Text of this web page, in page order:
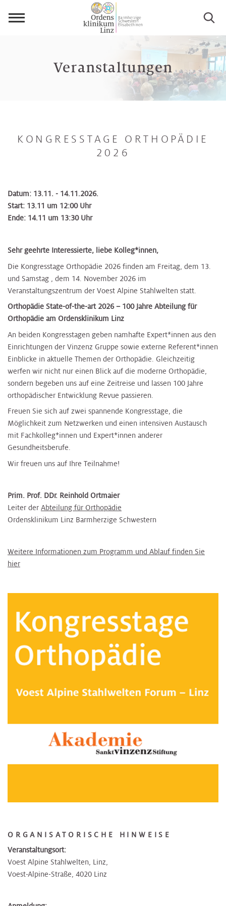
Veranstaltungen
KONGRESSTAGE ORTHOPÄDIE
2026
Datum: 13.11. - 14.11.2026.
Start: 13.11 um 12:00 Uhr
Ende: 14.11 um 13:30 Uhr
Sehr geehrte Interessierte, liebe Kolleg*innen,
Die Kongresstage Orthopädie 2026 finden am Freitag, dem 13.
und Samstag , dem 14. November 2026 im
Veranstaltungszentrum der Voest Alpine Stahlwelten statt.
Orthopädie State-of-the-art 2026 – 100 Jahre Abteilung für
Orthopädie am Ordensklinikum Linz
An beiden Kongresstagen geben namhafte Expert*innen aus den
Einrichtungen der Vinzenz Gruppe sowie externe Referent*innen
Einblicke in aktuelle Themen der Orthopädie. Gleichzeitig
werfen wir nicht nur einen Blick auf die moderne Orthopädie,
sondern begeben uns auf eine Zeitreise und lassen 100 Jahre
orthopädischer Entwicklung Revue passieren.
Freuen Sie sich auf zwei spannende Kongresstage, die
Möglichkeit zum Netzwerken und einen intensiven Austausch
mit Fachkolleg*innen und Expert*innen anderer
Gesundheitsberufe.
Wir freuen uns auf Ihre Teilnahme!
Prim. Prof. DDr. Reinhold Ortmaier
Leiter der Abteilung für Orthopädie
Ordensklinikum Linz Barmherzige Schwestern
Weitere Informationen zum Programm und Ablauf finden Sie
hier
ORGANISATORISCHE HINWEISE
Veranstaltungsort:
Voest Alpine Stahlwelten, Linz,
Voest-Alpine-Straße, 4020 Linz